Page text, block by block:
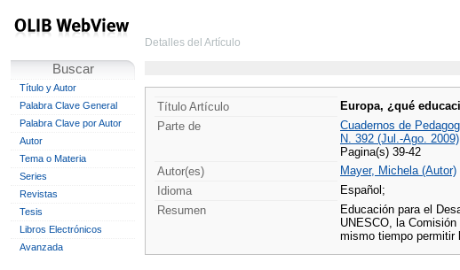
Buscar
Título y Autor
Palabra Clave General
Palabra Clave por Autor
Autor
Tema o Materia
Series
Revistas
Tesis
Libros Electrónicos
Avanzada
Detalles del Artículo
Título Artículo Europa, ¿qué
Parte de
Cuadernos de
N. 392 (Jul.-Ago. 2009)
Pagina(s) 39-42
Autor(es)
Mayer, Michela (Autor)
Idioma
Español;
Resumen
Educación para el
UNESCO, la
mismo tiempo permitir